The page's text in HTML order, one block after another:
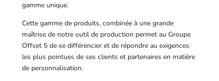
gamme unique.
Cette gamme de produits, combinée à une grande
maîtrise de notre outil de production permet au Groupe
Offset 5 de se différencier et de répondre au exigences
les plus pointues de ses clients et partenaires en matière
de personnalisation.